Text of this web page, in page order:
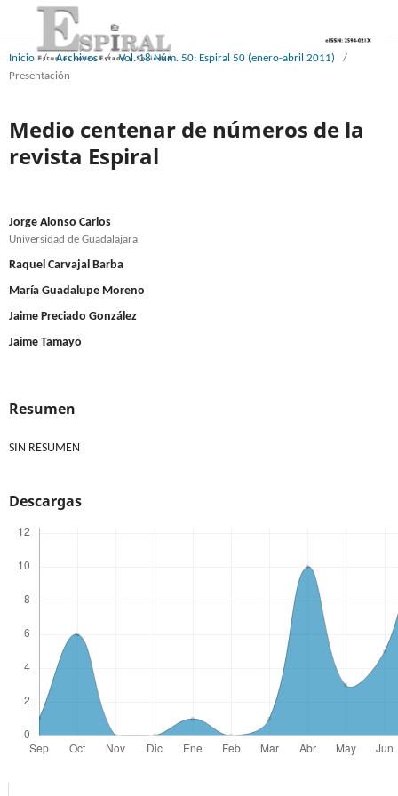
Inicio / Archivos / Vol. 18 Núm. 50: Espiral 50 (enero-abril 2011)
/
Presentación
Medio centenar de números de la
revista Espiral
Jorge Alonso Carlos
Universidad de Guadalajara
Raquel Carvajal Barba
María Guadalupe Moreno
Jaime Preciado González
Jaime Tamayo
Resumen
SIN RESUMEN
Descargas